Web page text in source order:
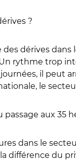
?
dérives
rythme trop
il peut
le
aux 35
dans le
différence du